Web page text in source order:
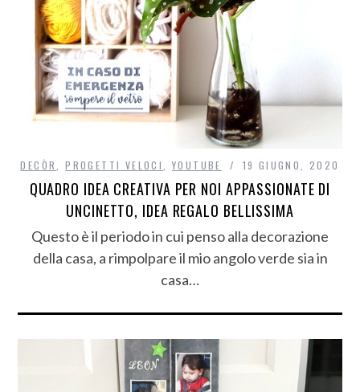
DECÒR ,PROGETTI VELOCI YOUTUBE 19 GIUGNO, 2020
QUADRO IDEA CREATIVA PER NOI APPASSIONATE DI
UNCINETTO, IDEA REGALO BELLISSIMA
Questo è il periodo in cui penso alla decorazione
della casa, a rimpolpare il mio angolo verde sia in
casa…